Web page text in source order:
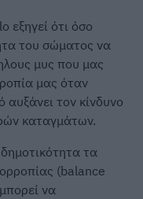
εξηγεί ότι όσο
του σώματος να
μυς που μας
μας όταν
τον κίνδυνο
καταγμάτων.
τα
(balance
να